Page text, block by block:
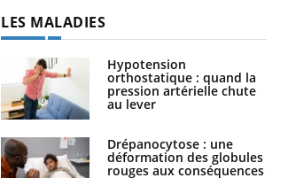
LES MALADIES
Hypotension
orthostatique : quand la
pression artérielle chute
au lever
Drépanocytose : une
déformation des globules
rouges aux conséquences